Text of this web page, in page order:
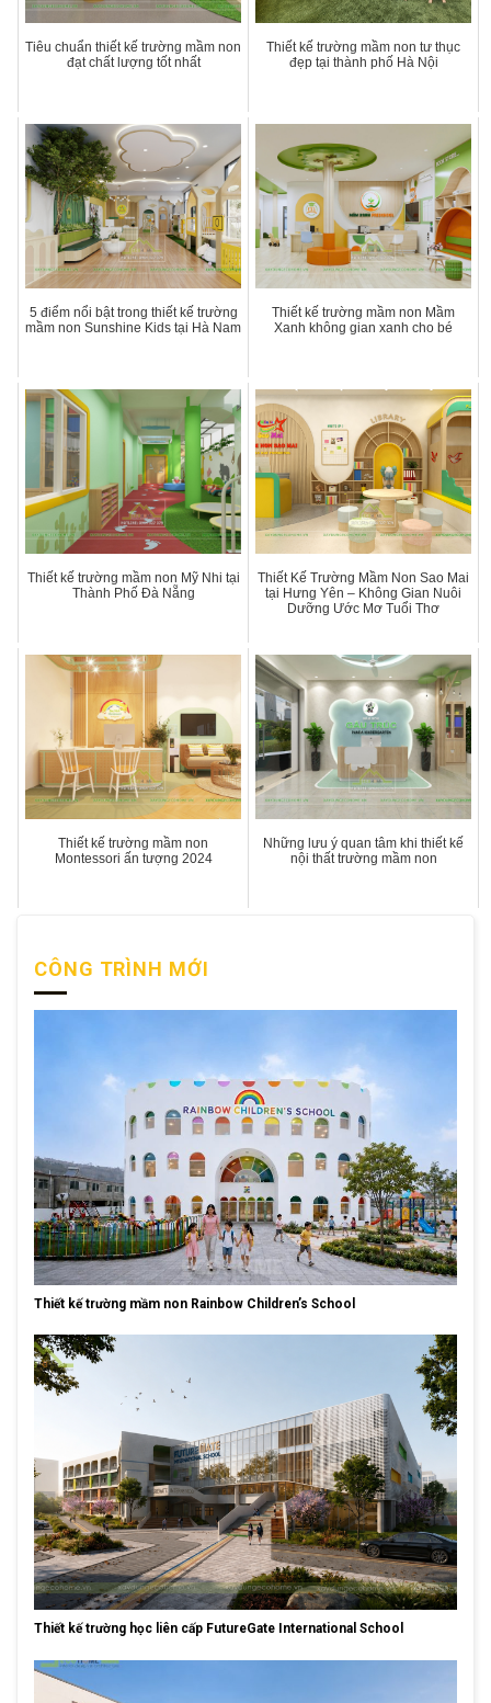
Tiêu chuẩn thiết kế trường mầm non
đạt chất lượng tốt nhất
Thiết kế trường mầm non tư thục
đẹp tại thành phố Hà Nội
5 điểm nổi bật trong thiết kế trường
mầm non Sunshine Kids tại Hà Nam
Thiết kế trường mầm non Mầm
Xanh không gian xanh cho bé
Thiết kế trường mầm non Mỹ Nhi tại
Thành Phố Đà Nẵng
Thiết Kế Trường Mầm Non Sao Mai
tại Hưng Yên – Không Gian Nuôi
Dưỡng Ước Mơ Tuổi Thơ
Thiết kế trường mầm non
Montessori ấn tượng 2024
Những lưu ý quan tâm khi thiết kế
nội thất trường mầm non
CÔNG TRÌNH MỚI
Thiết kế trường mầm non Rainbow Children’s School
Thiết kế trường học liên cấp FutureGate International School